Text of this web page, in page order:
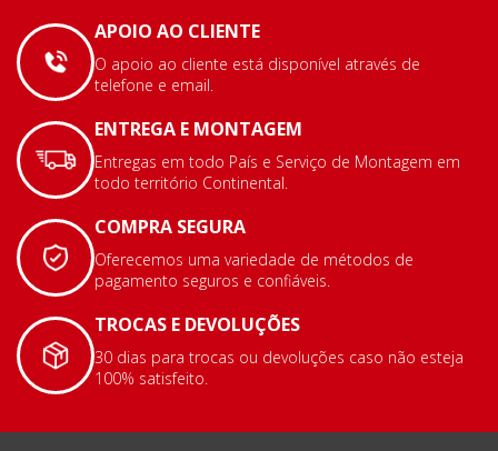
APOIO AO CLIENTE
O apoio ao cliente está disponível através de
telefone e email.
ENTREGA E MONTAGEM
Entregas em todo País e Serviço de Montagem em
todo território Continental.
COMPRA SEGURA
Oferecemos uma variedade de métodos de
pagamento seguros e confiáveis.
TROCAS E DEVOLUÇÕES
30 dias para trocas ou devoluções caso não esteja
100% satisfeito.